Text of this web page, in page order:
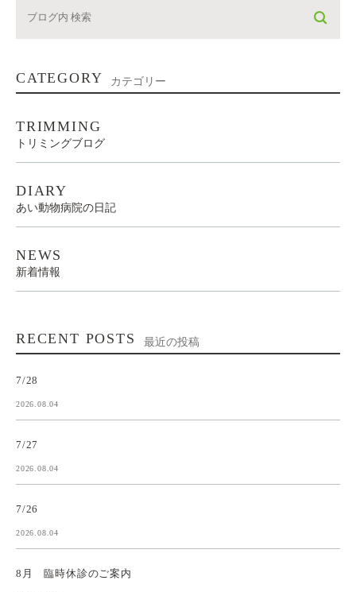
CATEGORY カテゴリー
TRIMMING
トリミングブログ
DIARY
あい動物病院の日記
NEWS
新着情報
RECENT POSTS 最近の投稿
7/28
2026.08.04
7/27
2026.08.04
7/26
2026.08.04
8月 臨時休診のご案内